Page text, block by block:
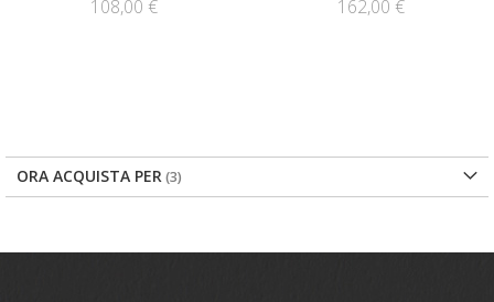
108,00 € 162,00 €
ORA ACQUISTA PER